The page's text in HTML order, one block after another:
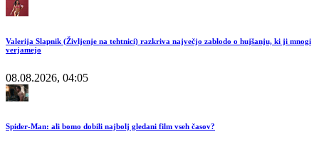
Valerija Slapnik (Življenje na tehtnici) razkriva največjo zablodo o hujšanju, ki ji mnogi
verjamejo
08.08.2026, 04:05
Spider-Man: ali bomo dobili najbolj gledani film vseh časov?